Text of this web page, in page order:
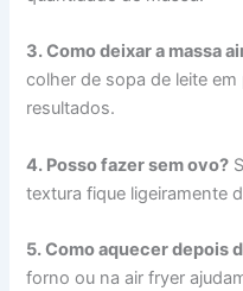
3. Como deixar a massa
colher de sopa de leite
resultados.
4. Posso fazer sem ovo?
textura fique ligeiramente
5. Como aquecer depois
forno ou na air fryer